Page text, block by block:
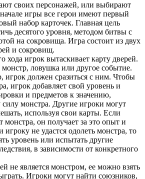
своих персонажей, или выбирают
игры все герои имеют первый
набор карточек. Главная цель
десятого уровня, методом битвы с
на сокровища. Игра состоит из двух
и сокровищ.
хода игрок вытаскивает карту дверей.
ловушка или другое событие.
игрок должен сразиться с ним. Чтобы
игрок добавляет свой уровень и
и предметов к значению,
монстра. Другие игроки могут
используя свои карты. Если
монстра, он получает за это опыт и
не удастся одолеть монстра, то
уровень или испытать другие
в зависимости от конкретного
не является монстром, ее можно взять
Игроки могут найти союзников,